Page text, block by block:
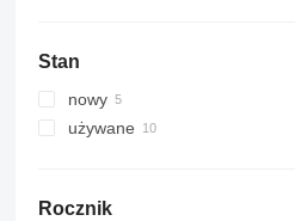
Stan
nowy
używane
Rocznik